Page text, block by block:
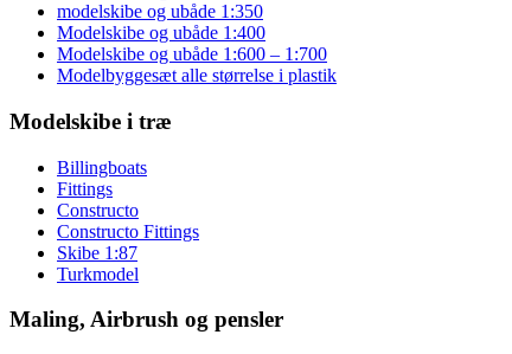
modelskibe og ubåde 1:350
Modelskibe og ubåde 1:400
Modelskibe og ubåde 1:600 – 1:700
Modelbyggesæt alle størrelse i plastik
Modelskibe i træ
Billingboats
Fittings
Constructo
Constructo Fittings
Skibe 1:87
Turkmodel
Maling, Airbrush og pensler